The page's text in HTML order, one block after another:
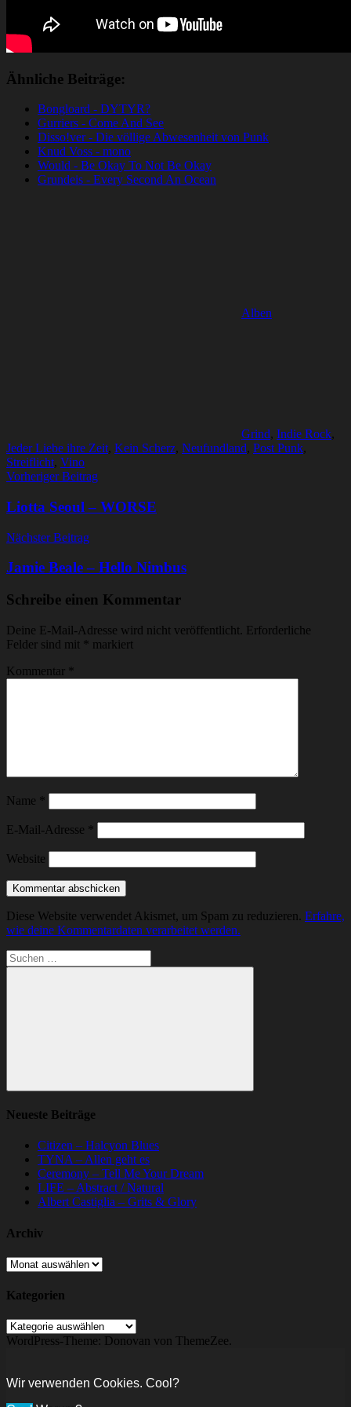
Ähnliche Beiträge:
Bongloard - DYTYR?
Gurriers - Come And See
Disso!ver - Die völlige Abwesenheit von Punk
Knud Voss - mono
Would - Be Okay To Not Be Okay
Grundeis - Every Second An Ocean
Alben
Grind, Indie Rock,
Jeder Liebe ihre Zeit, Kein Scherz, Neufundland, Post Punk,
Streiflicht, Vino
Beitragsnavigation
Vorheriger Beitrag
Liotta Seoul – WORSE
Nächster Beitrag
Jamie Beale – Hello Nimbus
Schreibe einen Kommentar
Deine E-Mail-Adresse wird nicht veröffentlicht. Erforderliche
Felder sind mit * markiert
Kommentar *
Name *
E-Mail-Adresse *
Website
Diese Website verwendet Akismet, um Spam zu reduzieren. Erfahre,
wie deine Kommentardaten verarbeitet werden.
Suchen
nach:
Suchen
Neueste Beiträge
Citizen – Halcyon Blues
TYNA – Allen geht es
Ceremony – Tell Me Your Dream
LIFE – Abstract / Natural
Albert Castiglia – Grits & Glory
Archiv
Archiv
Kategorien
Kategorien
WordPress-Theme: Donovan von ThemeZee.
Wir verwenden Cookies. Cool?